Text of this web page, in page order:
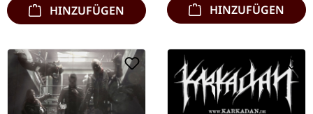
HINZUFÜGEN HINZUFÜGEN